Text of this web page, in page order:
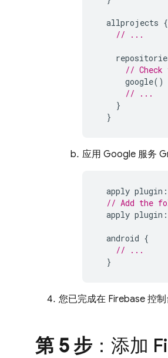
allprojects {
// ...
//
google()
// ...
}
}
应用 Google 服务
apply plugin :
// Add the
apply plugin :
android {
// ...
}
您已完成在 Firebase 控
第 5 步 ：添加